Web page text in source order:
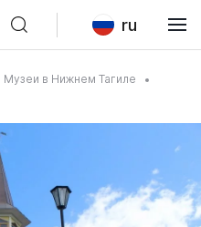
ru
Музеи в Нижнем Тагиле